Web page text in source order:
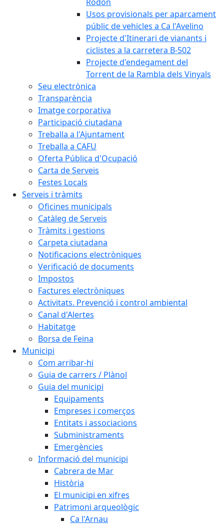
Usos provisionals per aparcament
públic de vehicles a Ca l'Avelino
Projecte d'Itinerari de vianants i
ciclistes a la carretera B-502
Projecte d'endegament del
Torrent de la Rambla dels Vinyals
Seu electrònica
Transparència
Imatge corporativa
Participació ciutadana
Treballa a l'Ajuntament
Treballa a CAFU
Oferta Pública d'Ocupació
Carta de Serveis
Festes Locals
Serveis i tràmits
Oficines municipals
Catàleg de Serveis
Tràmits i gestions
Carpeta ciutadana
Notificacions electròniques
Verificació de documents
Impostos
Factures electròniques
Activitats. Prevenció i control ambiental
Canal d'Alertes
Habitatge
Borsa de Feina
Municipi
Com arribar-hi
Guia de carrers / Plànol
Guia del municipi
Equipaments
Empreses i comerços
Entitats i associacions
Subministraments
Emergències
Informació del municipi
Cabrera de Mar
Història
El municipi en xifres
Patrimoni arqueològic
Ca l'Arnau